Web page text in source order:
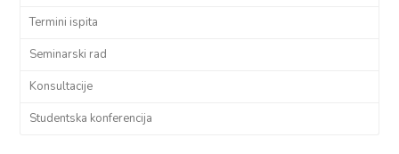
Termini ispita
Seminarski rad
Konsultacije
Studentska konferencija